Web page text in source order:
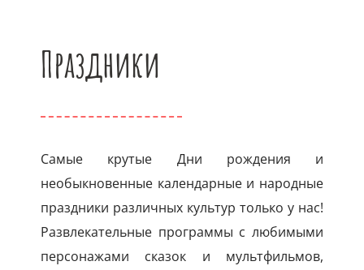
Праздники
Самые крутые Дни рождения и
необыкновенные календарные и народные
праздники различных культур только у нас!
Развлекательные программы с любимыми
персонажами сказок и мультфильмов,